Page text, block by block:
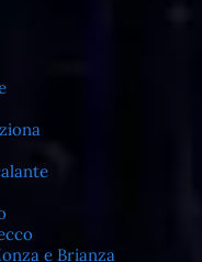
e Brianza